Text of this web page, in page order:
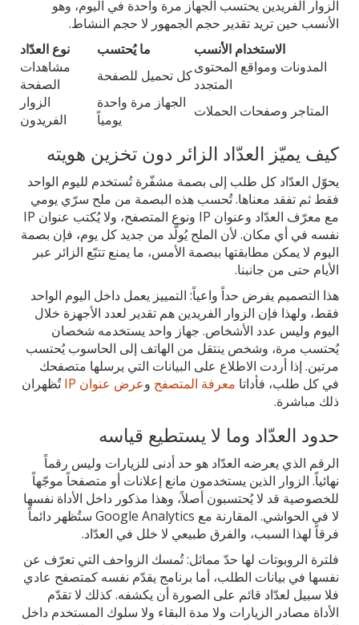
الزوار الفريدين يحتسب الجهاز مرة واحدة في اليوم، وهو
الأنسب حين تريد تقدير حجم الجمهور لا حجم النشاط.
نوع العدّاد
ما يُحتسب
الاستخدام الأنسب
مشاهدات
الصفحة
كل تحميل للصفحةالمدونات ومواقع المحتوى
المتجدد
الزوار
الفريدون
الجهاز مرة واحدة
يومياً
المتاجر وصفحات الحملات
كيف يميّز العدّاد الزائر دون تخزين هويته
يحوّل العدّاد كل طلب إلى بصمة مشفّرة تُستخدم لليوم الواحد
فقط ثم تفقد معناها. تُحسب هذه البصمة من ملح سرّي يومي
مع معرّف العدّاد وعنوان IP ونوع المتصفح، ولا يُكتب عنوان IP
نفسه في أي مكان. لأن الملح يُولَّد من جديد كل يوم، فإن بصمة
اليوم لا يمكن مطابقتها ببصمة الأمس، ما يمنع تتبّع الزائر عبر
الأيام حتى من جانبنا.
هذا التصميم يفرض حداً واعياً: التمييز يعمل داخل اليوم الواحد
فقط، ولهذا فإن الزوار الفريدين هم تقدير لعدد الأجهزة خلال
اليوم وليس عدد الأشخاص. جهاز واحد يستخدمه شخصان
يُحتسب مرة، وشخص ينتقل من الهاتف إلى الحاسوب يُحتسب
مرتين. إذا أردت الاطلاع على البيانات التي يرسلها متصفحك
في كل طلب، فأداتا معرفة المتصفح وعرض عنوان IP
تُظهران
ذلك مباشرة.
حدود العدّاد وما لا يستطيع قياسه
الرقم الذي يعرضه العدّاد هو حد أدنى للزيارات وليس رقماً
نهائياً. الزوار الذين يستخدمون مانع إعلانات أو متصفحاً موجّهاً
للخصوصية قد لا يُحتسبون أصلاً، وهذا مذكور داخل الأداة نفسها
لا في الحواشي. المقارنة مع Google Analytics ستُظهر دائماً
فرقاً لهذا السبب، والفرق طبيعي لا خلل في العدّاد.
فلترة الروبوتات لها حدّ مماثل: تُمسك الزواحف التي تعرّف عن
نفسها في بيانات الطلب، أما برنامج يقدّم نفسه كمتصفح عادي
فلا سبيل لعدّاد قائم على الصورة أن يكشفه. كذلك لا تقدّم
الأداة مصادر الزيارات ولا مدة البقاء ولا سلوك المستخدم داخل